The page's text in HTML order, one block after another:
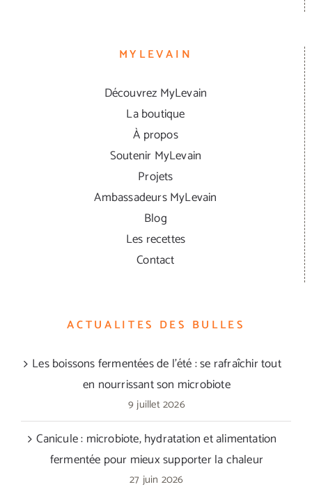
MYLEVAIN
Découvrez MyLevain
La boutique
À propos
Soutenir MyLevain
Projets
Ambassadeurs MyLevain
Blog
Les recettes
Contact
ACTUALITES DES BULLES
Les boissons fermentées de l’été : se rafraîchir tout
en nourrissant son microbiote
9 juillet 2026
Canicule : microbiote, hydratation et alimentation
fermentée pour mieux supporter la chaleur
27 juin 2026